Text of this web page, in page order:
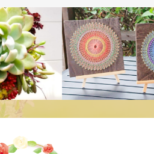
ドックマー
イお花セラピー®️ 糸掛け